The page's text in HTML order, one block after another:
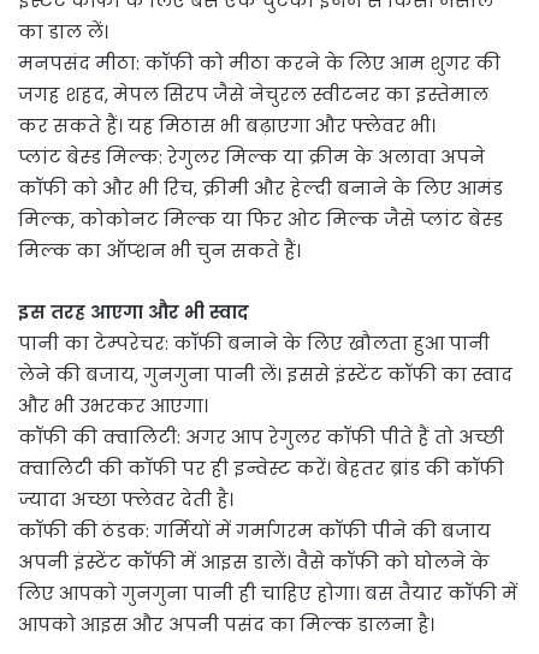
का डाल लें।
मनपसंद मीठा: कॉफी को मीठा करने के लिए आम शुगर की
जगह शहद, मेपल सिरप जैसे नेचुरल स्वीटनर का इस्तेमाल
कर सकते हैं। यह मिठास भी बढ़ाएगा और फ्लेवर भी।
प्लांट बेस्ड मिल्क: रेगुलर मिल्क या क्रीम के अलावा अपने
कॉफी को और भी रिच, क्रीमी और हेल्दी बनाने के लिए आमंड
मिल्क, कोकोनट मिल्क या फिर ओट मिल्क जैसे प्लांट बेस्ड
मिल्क का ऑप्शन भी चुन सकते हैं।
इस तरह आएगा और भी स्वाद
पानी का टेम्परेचर: कॉफी बनाने के लिए खौलता हुआ पानी
लेने की बजाय, गुनगुना पानी लें। इससे इंस्टेंट कॉफी का स्वाद
और भी उभरकर आएगा।
कॉफी की क्वालिटी: अगर आप रेगुलर कॉफी पीते हैं तो अच्छी
क्वालिटी की कॉफी पर ही इन्वेस्ट करें। बेहतर ब्रांड की कॉफी
ज्यादा अच्छा फ्लेवर देती है।
कॉफी की ठंडक: गर्मियों में गर्मागरम कॉफी पीने की बजाय
अपनी इंस्टेंट कॉफी में आइस डालें। वैसे कॉफी को घोलने के
लिए आपको गुनगुना पानी ही चाहिए होगा। बस तैयार कॉफी में
आपको आइस और अपनी पसंद का मिल्क डालना है।